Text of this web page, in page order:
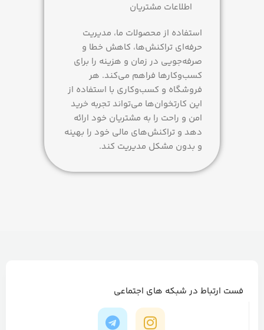
اطلاعات مشتریان
استفاده از محصولات ما، مدیریت
حرفه‌ای تراکنش‌ها، کاهش خطا و
صرفه‌جویی در زمان و هزینه را برای
کسب‌وکارها فراهم می‌کند. هر
فروشگاه و کسب‌وکاری با استفاده از
این کارتخوان‌ها می‌تواند تجربه خرید
امن و راحت را به مشتریان خود ارائه
دهد و تراکنش‌های مالی خود را بهینه
و بدون مشکل مدیریت کند.
فست ارتباط در شبکه های اجتماعی